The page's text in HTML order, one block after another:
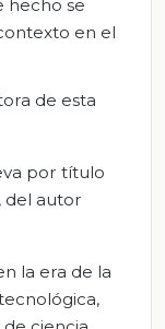
hecho se
en el
de esta
por título
del autor
la era de la